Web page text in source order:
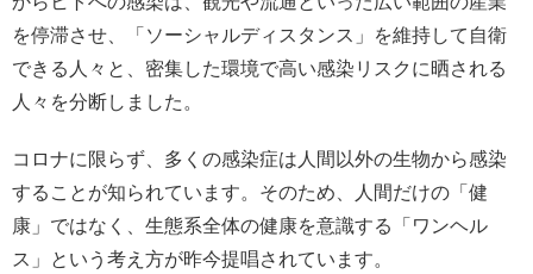
を停滞させ、「ソーシャルディスタンス」を維持して自衛
できる人々と、密集した環境で高い感染リスクに晒される
人々を分断しました。
コロナに限らず、多くの感染症は人間以外の生物から感染
することが知られています。そのため、人間だけの「健
康」ではなく、生態系全体の健康を意識する「ワンヘル
ス」という考え方が昨今提唱されています。